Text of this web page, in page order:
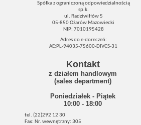
Spółka z ograniczoną odpowiedzialnością
sp.k.
ul. Radziwiłłów 5
05-850 Ożarów Mazowiecki
NIP: 7010195428
Adres do e-doreczeń:
AE:PL-94035-75600-DIVCS-31
Kontakt
z działem handlowym
(sales department)
Poniedziałek - Piątek
10:00 - 18:00
tel. (22)292 12 30
Fax: Nr. wewnętrzny: 305